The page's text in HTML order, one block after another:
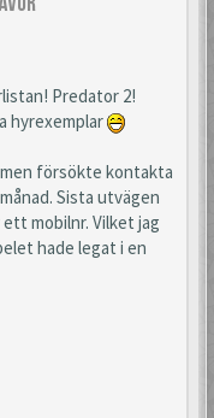
Predator 2!
hyrexemplar
försökte kontakta
Sista utvägen
mobilnr. Vilket jag
hade legat i en